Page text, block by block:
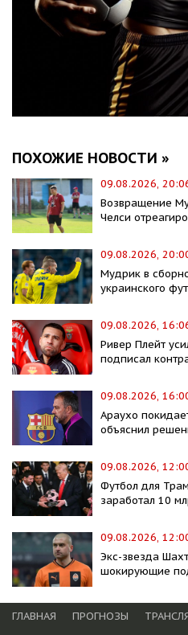
ПОХОЖИЕ НОВОСТИ »
09.08.2026,
Возвращение
Челси
09.08.2026,
Мудрик в
украинского
09.08.2026,
Ривер Плейт
подписал
09.08.2026,
Араухо
объяснил
09.08.2026,
Футбол для
заработал 10
09.08.2026,
Экс-звезда
шокирующие
ГЛАВНАЯ ПРОГНОЗЫ